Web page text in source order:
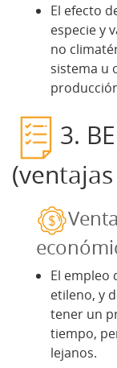
El efecto
especie y
no
sistema u
3.
El empleo
etileno, y
tener un
tiempo,
lejanos.